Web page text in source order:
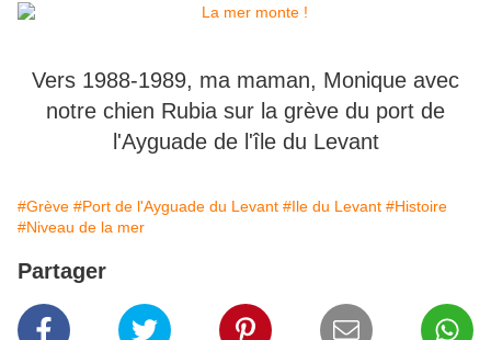
Vers 1988-1989, ma maman, Monique avec
notre chien Rubia sur la grève du port de
l'Ayguade de l'île du Levant
#Grève #Port de l'Ayguade du Levant #Ile du Levant #Histoire
#Niveau de la mer
Partager